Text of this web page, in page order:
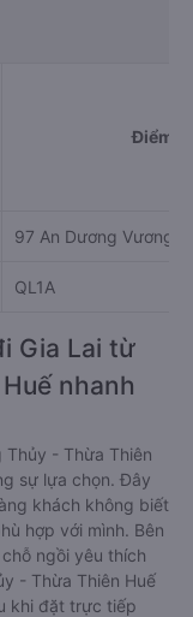
Điểm đi
97 An Dương Vương
QL1A
Gia Lai từ
nhanh
Thủy - Thừa Thiên
sự lựa chọn. Đây
khách không biết
hợp với mình. Bên
ngồi yêu thích
- Thừa Thiên Huế
khi đặt trực tiếp